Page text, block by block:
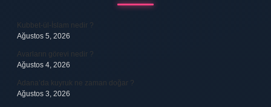
Kubbet-ül-İslam nedir ?
Ağustos 5, 2026
Avarların görevi nedir ?
Ağustos 4, 2026
Adana’da kuyruk ne zaman doğar ?
Ağustos 3, 2026